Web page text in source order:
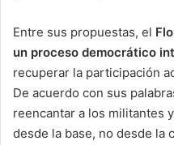
Entre sus propuestas, el
un proceso democrático
recuperar la participación
De acuerdo con sus
reencantar a los militantes
desde la base, no desde la